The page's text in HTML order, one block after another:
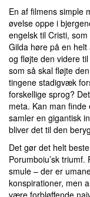
En af filmens simple
øvelse oppe i
engelsk til Cristi,
Gilda høre på en
og fløjte den videre
som så skal fløjte
tingene stadigvæk
forskellige sprog?
meta. Kan man
samler en gigantisk
bliver det til den
Det gør det helt
Porumboiu’sk
smule – der er
konspirationer, men
være forbløffende